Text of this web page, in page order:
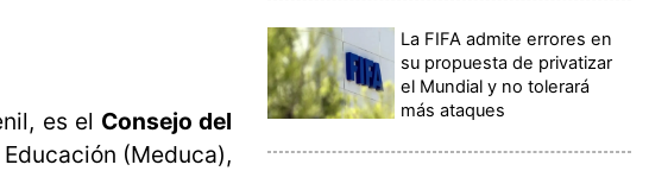
es el Consejo del
(Meduca),
La FIFA admite errores en
su propuesta de privatizar
el Mundial y no tolerará
más ataques